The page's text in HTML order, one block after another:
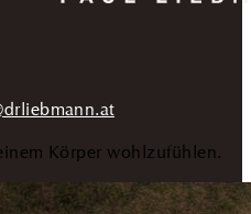
Körper wohlzufühlen.